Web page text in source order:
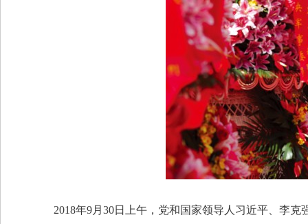
2018年9月30日上午，党和国家领导人习近平、李